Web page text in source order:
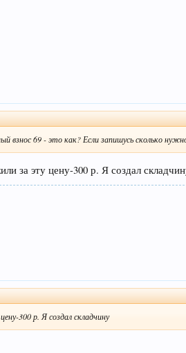
69 - это как? Если запишусь сколько
за эту цену-300 р. Я создал
300 р. Я создал складчину